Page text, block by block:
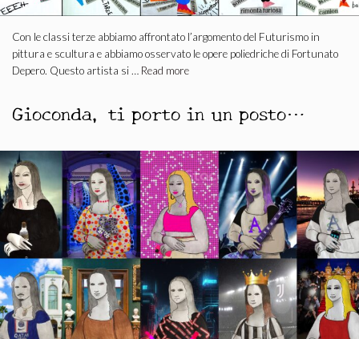
Con le classi terze abbiamo affrontato l’argomento del Futurismo in
pittura e scultura e abbiamo osservato le opere poliedriche di Fortunato
Depero. Questo artista si … Read more
Gioconda, ti porto in un posto…